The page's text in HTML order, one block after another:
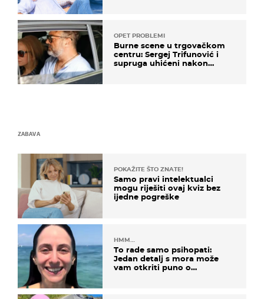
OPET PROBLEMI
Burne scene u trgovačkom
centru: Sergej Trifunović i
supruga uhićeni nakon
ZABAVA
POKAŽITE ŠTO ZNATE!
Samo pravi intelektualci
mogu riješiti ovaj kviz bez
ijedne pogreške
HMM…
To rade samo psihopati:
Jedan detalj s mora može
vam otkriti puno o